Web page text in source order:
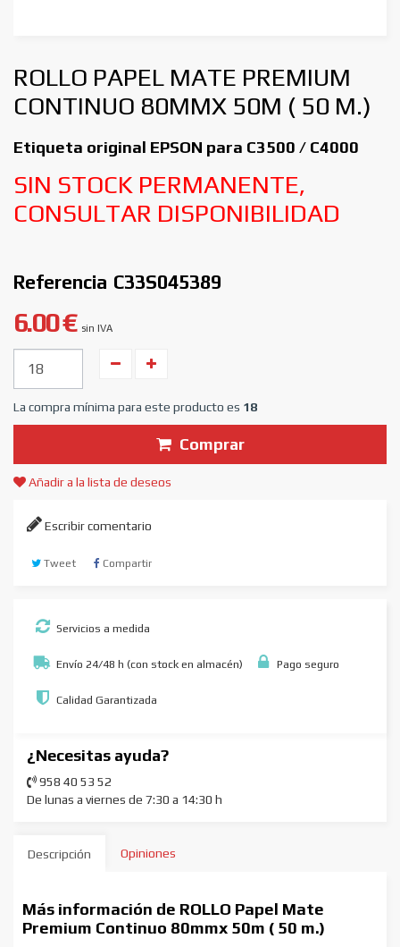
ROLLO PAPEL MATE PREMIUM
CONTINUO 80MMX 50M ( 50 M.)
Etiqueta original EPSON para C3500 / C4000
SIN STOCK PERMANENTE,
CONSULTAR DISPONIBILIDAD
Referencia C33S045389
6.00 € sin IVA
La compra mínima para este producto es 18
Comprar
Añadir a la lista de deseos
Escribir comentario
Tweet Compartir
Servicios a medida
Envío 24/48 h (con stock en almacén) Pago seguro
Calidad Garantizada
¿Necesitas ayuda?
958 40 53 52
De lunas a viernes de 7:30 a 14:30 h
Descripción Opiniones
Más información de ROLLO Papel Mate
Premium Continuo 80mmx 50m ( 50 m.)